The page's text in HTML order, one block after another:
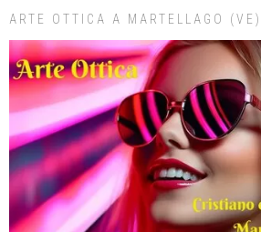
ARTE OTTICA A MARTELLAGO (VE)